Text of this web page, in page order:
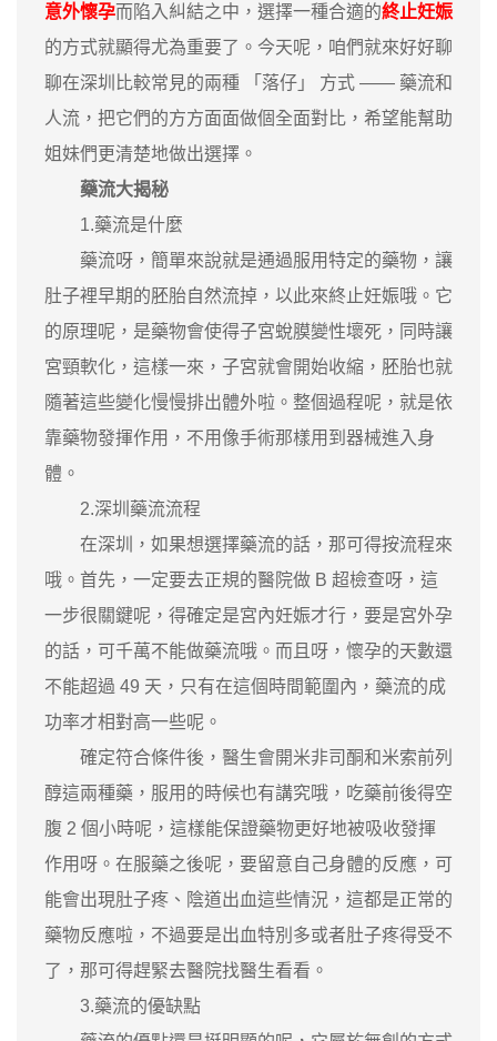
意外懷孕而陷入糾結之中，選擇一種合適的終止妊娠
的方式就顯得尤為重要了。今天呢，咱們就來好好聊
聊在深圳比較常見的兩種 「落仔」 方式 —— 藥流和
人流，把它們的方方面面做個全面對比，希望能幫助
姐妹們更清楚地做出選擇。
藥流大揭秘
1.藥流是什麼
藥流呀，簡單來說就是通過服用特定的藥物，讓
肚子裡早期的胚胎自然流掉，以此來終止妊娠哦。它
的原理呢，是藥物會使得子宮蛻膜變性壞死，同時讓
宮頸軟化，這樣一來，子宮就會開始收縮，胚胎也就
隨著這些變化慢慢排出體外啦。整個過程呢，就是依
靠藥物發揮作用，不用像手術那樣用到器械進入身
體。
2.深圳藥流流程
在深圳，如果想選擇藥流的話，那可得按流程來
哦。首先，一定要去正規的醫院做 B 超檢查呀，這
一步很關鍵呢，得確定是宮內妊娠才行，要是宮外孕
的話，可千萬不能做藥流哦。而且呀，懷孕的天數還
不能超過 49 天，只有在這個時間範圍內，藥流的成
功率才相對高一些呢。
確定符合條件後，醫生會開米非司酮和米索前列
醇這兩種藥，服用的時候也有講究哦，吃藥前後得空
腹 2 個小時呢，這樣能保證藥物更好地被吸收發揮
作用呀。在服藥之後呢，要留意自己身體的反應，可
能會出現肚子疼、陰道出血這些情況，這都是正常的
藥物反應啦，不過要是出血特別多或者肚子疼得受不
了，那可得趕緊去醫院找醫生看看。
3.藥流的優缺點